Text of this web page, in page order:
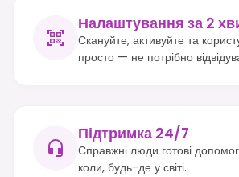
Налаштування за 2
Скануйте, активуйте та
просто — не потрібно
Підтримка 24/7
Справжні люди готові
коли, будь-де у світі.